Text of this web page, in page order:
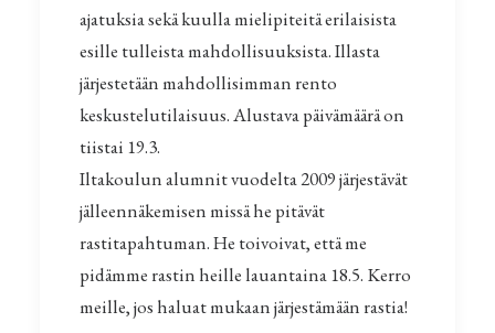
ajatuksia sekä kuulla mielipiteitä erilaisista
esille tulleista mahdollisuuksista. Illasta
järjestetään mahdollisimman rento
keskustelutilaisuus. Alustava päivämäärä on
tiistai 19.3.
Iltakoulun alumnit vuodelta 2009 järjestävät
jälleennäkemisen missä he pitävät
rastitapahtuman. He toivoivat, että me
pidämme rastin heille lauantaina 18.5. Kerro
meille, jos haluat mukaan järjestämään rastia!